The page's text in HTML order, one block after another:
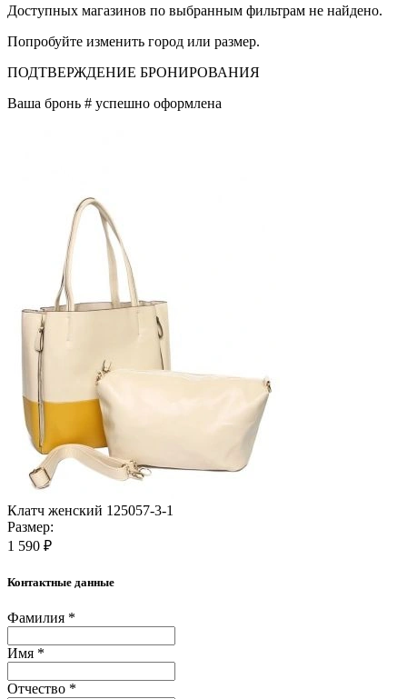
Доступных магазинов по выбранным фильтрам не найдено.
Попробуйте изменить город или размер.
ПОДТВЕРЖДЕНИЕ БРОНИРОВАНИЯ
Ваша бронь # успешно оформлена
Клатч женский 125057-3-1
Размер:
1 590 ₽
Контактные данные
Фамилия *
Имя *
Отчество *